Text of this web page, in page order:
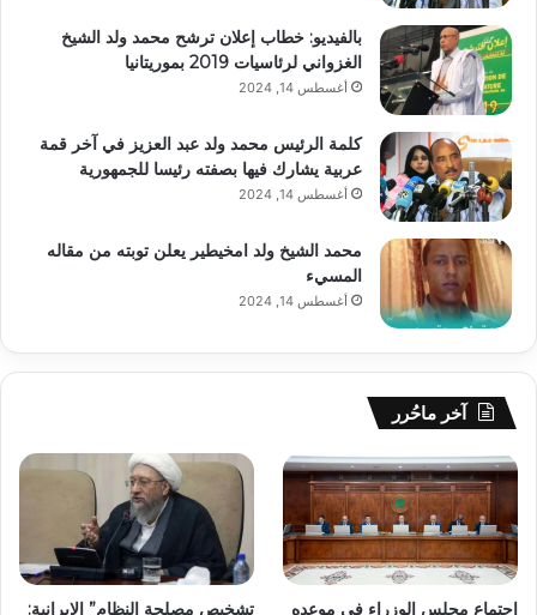
بالفيديو: خطاب إعلان ترشح محمد ولد الشيخ
الغزواني لرئاسيات 2019 بموريتانيا
أغسطس 14, 2024
كلمة الرئيس محمد ولد عبد العزيز في آخر قمة
عربية يشارك فيها بصفته رئيسا للجمهورية
أغسطس 14, 2024
محمد الشيخ ولد امخيطير يعلن توبته من مقاله
المسيء
أغسطس 14, 2024
آخر ماحُرر
اجتماع مجلس الوزراء في موعده تشخيص مصلحة النظام” الإيرانية: